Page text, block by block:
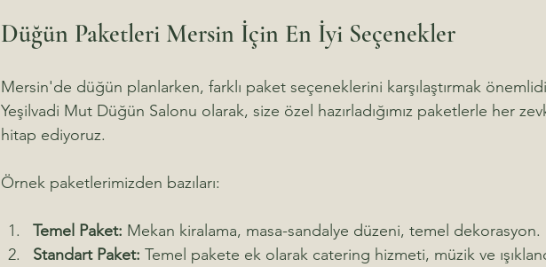
Düğün Paketleri Mersin İçin En İyi Seçenekler
Mersin'de düğün planlarken, farklı paket seçeneklerini karşılaştırmak
Yeşilvadi Mut Düğün Salonu olarak, size özel hazırladığımız paketlerle her
hitap ediyoruz.
Örnek paketlerimizden bazıları:
Temel Paket: Mekan kiralama, masa-sandalye düzeni, temel dekorasyon.
Standart Paket: Temel pakete ek olarak catering hizmeti, müzik ve